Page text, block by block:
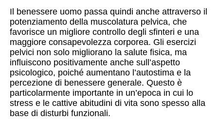
Il benessere uomo passa quindi anche attraverso il
potenziamento della muscolatura pelvica, che
favorisce un migliore controllo degli sfinteri e una
maggiore consapevolezza corporea. Gli esercizi
pelvici non solo migliorano la salute fisica, ma
influiscono positivamente anche sull’aspetto
psicologico, poiché aumentano l’autostima e la
percezione di benessere generale. Questo è
particolarmente importante in un’epoca in cui lo
stress e le cattive abitudini di vita sono spesso alla
base di disturbi funzionali.